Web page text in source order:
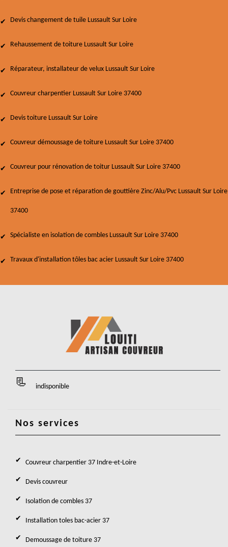
Devis changement de tuile Lussault Sur Loire
Rehaussement de toiture Lussault Sur Loire
Réparateur, installateur de velux Lussault Sur Loire
Couvreur charpentier Lussault Sur Loire 37400
Devis toiture Lussault Sur Loire
Couvreur démoussage de toiture Lussault Sur Loire 37400
Couvreur pour rénovation de toitur Lussault Sur Loire 37400
Entreprise de pose et réparation de gouttière Zinc/Alu/Pvc Lussault Sur Loire
37400
Spécialiste en isolation de combles Lussault Sur Loire 37400
Travaux d'installation tôles bac acier Lussault Sur Loire 37400
indisponible
Nos services
Couvreur charpentier 37 Indre-et-Loire
Devis couvreur
Isolation de combles 37
Installation toles bac-acier 37
Demoussage de toiture 37